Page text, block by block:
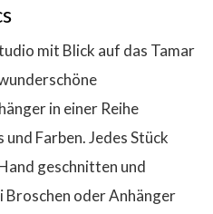
mit Blick auf das Tamar
in einer Reihe
Farben. Jedes Stück
geschnitten und
Broschen oder Anhänger